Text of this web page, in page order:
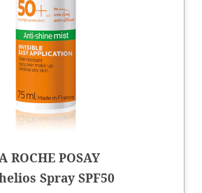
ROCHE POSAY
Spray SPF50